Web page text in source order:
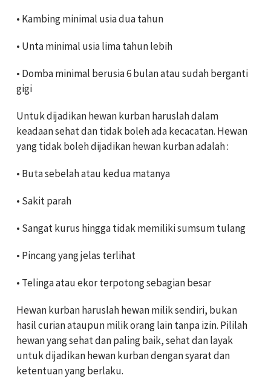
• Kambing minimal usia dua tahun
• Unta minimal usia lima tahun lebih
• Domba minimal berusia 6 bulan atau sudah berganti
gigi
Untuk dijadikan hewan kurban haruslah dalam
keadaan sehat dan tidak boleh ada kecacatan. Hewan
yang tidak boleh dijadikan hewan kurban adalah :
• Buta sebelah atau kedua matanya
• Sakit parah
• Sangat kurus hingga tidak memiliki sumsum tulang
• Pincang yang jelas terlihat
• Telinga atau ekor terpotong sebagian besar
Hewan kurban haruslah hewan milik sendiri, bukan
hasil curian ataupun milik orang lain tanpa izin. Pililah
hewan yang sehat dan paling baik, sehat dan layak
untuk dijadikan hewan kurban dengan syarat dan
ketentuan yang berlaku.